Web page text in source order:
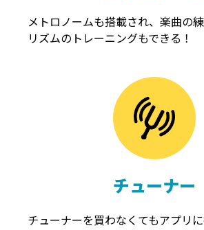
メトロノームも搭載され、楽曲の
リズムのトレーニングもできる！
チューナー
チューナーを買わなくてもアプリ